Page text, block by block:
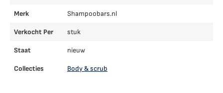
Merk Shampoobars.nl
Verkocht Per stuk
Staat nieuw
Collecties Body & scrub